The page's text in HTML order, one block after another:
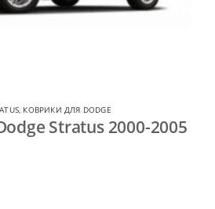
КОВРИКИ ДЛЯ DODGE
Stratus 2000-2005